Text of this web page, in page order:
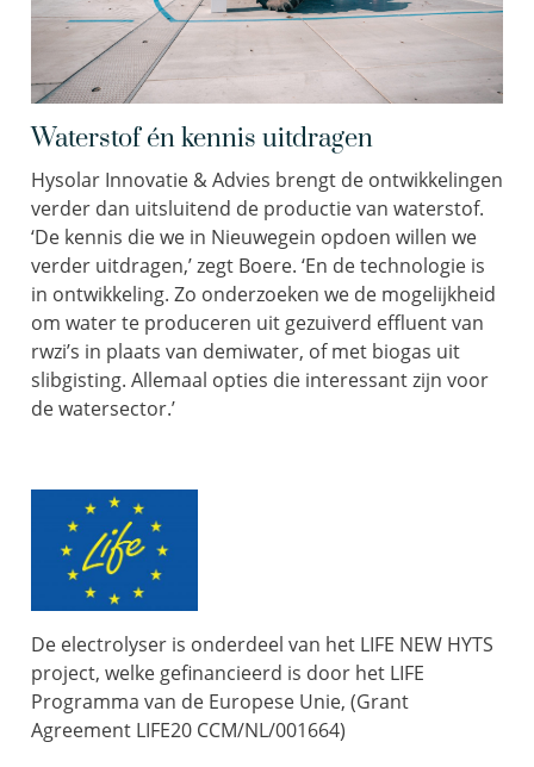
Waterstof én kennis uitdragen
Hysolar Innovatie & Advies brengt de ontwikkelingen
verder dan uitsluitend de productie van waterstof.
‘De kennis die we in Nieuwegein opdoen willen we
verder uitdragen,’ zegt Boere. ‘En de technologie is
in ontwikkeling. Zo onderzoeken we de mogelijkheid
om water te produceren uit gezuiverd effluent van
rwzi’s in plaats van demiwater, of met biogas uit
slibgisting. Allemaal opties die interessant zijn voor
de watersector.’
De electrolyser is onderdeel van het LIFE NEW HYTS
project, welke gefinancieerd is door het LIFE
Programma van de Europese Unie, (Grant
Agreement LIFE20 CCM/NL/001664)